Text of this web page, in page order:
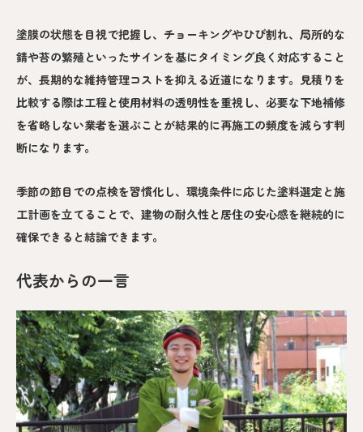
塗膜の状態を目視で把握し、チョーキングやひび割れ、局所的な
錆や苔の繁殖といったサインを基にタイミング良く対応すること
が、長期的な維持管理コストを抑える近道になります。見積りを
比較する際は工程と使用材料の透明性を重視し、必要な下地補修
を省略しない業者を選ぶことが結果的に再施工の頻度を減らす判
断になります。
季節の節目での点検を習慣化し、環境条件に応じた塗料選定と施
工計画を立てることで、建物の耐久性と居住の安心感を継続的に
確保できると結論できます。
代表からの一言